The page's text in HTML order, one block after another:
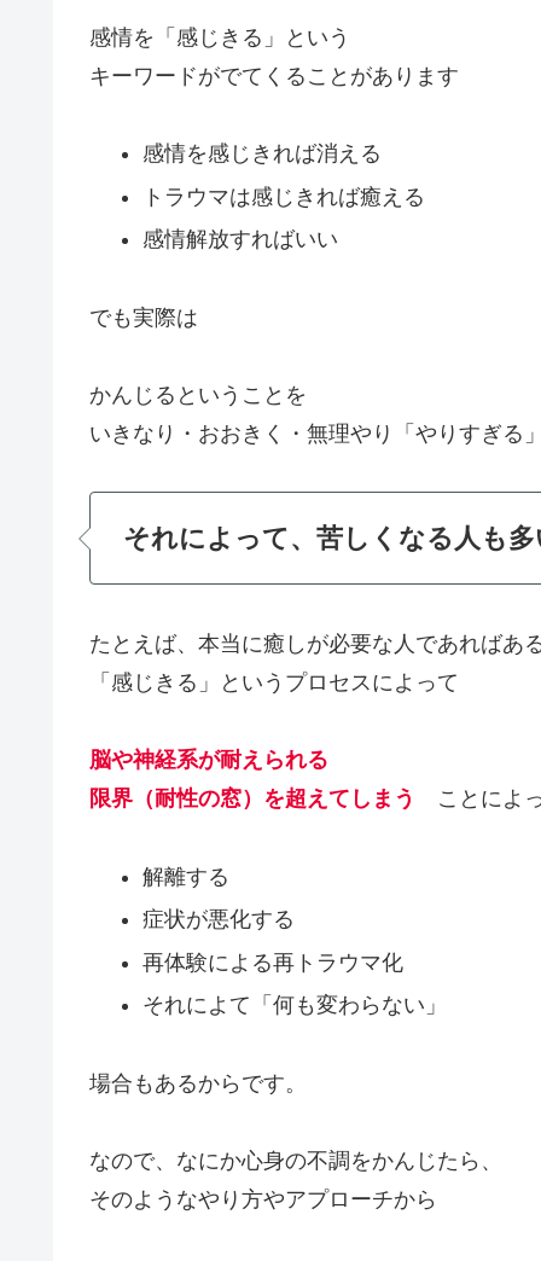
感情を「感じきる」という
キーワードがでてくることがあります
感情を感じきれば消える
トラウマは感じきれば癒える
感情解放すればいい
でも実際は
かんじるということを
いきなり・おおきく・無理やり「やりすぎる
それによって、苦しくなる人も多
たとえば、本当に癒しが必要な人であればあ
「感じきる」というプロセスによって
脳や神経系が耐えられる
限界（耐性の窓）を超えてしまう
ことによ
解離する
症状が悪化する
再体験による再トラウマ化
それによて「何も変わらない」
場合もあるからです。
なので、なにか心身の不調をかんじたら、
そのようなやり方やアプローチから